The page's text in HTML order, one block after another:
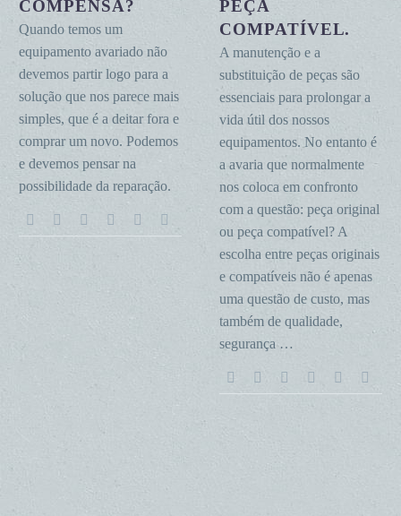
COMPENSA?
Quando temos um
equipamento avariado não
devemos partir logo para a
solução que nos parece mais
simples, que é a deitar fora e
comprar um novo. Podemos
e devemos pensar na
possibilidade da reparação.
compatível.
PEÇA
COMPATÍVEL.
A manutenção e a
substituição de peças são
essenciais para prolongar a
vida útil dos nossos
equipamentos. No entanto é
a avaria que normalmente
nos coloca em confronto
com a questão: peça original
ou peça compatível? A
escolha entre peças originais
e compatíveis não é apenas
uma questão de custo, mas
também de qualidade,
segurança …